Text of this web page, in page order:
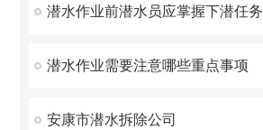
潜水作业前潜水员应掌握下潜任务
潜水作业需要注意哪些重点事项
安康市潜水拆除公司